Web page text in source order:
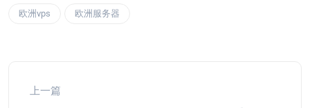
欧洲vps 欧洲服务器
上一篇